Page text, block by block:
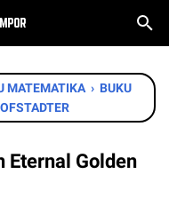
MATEMATIKA › BUKU
Eternal Golden